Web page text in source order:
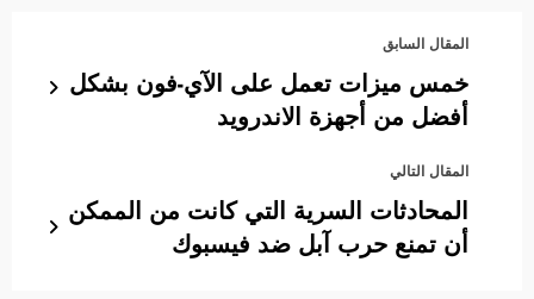
المقال السابق
خمس ميزات تعمل على الآي-فون بشكل
أفضل من أجهزة الاندرويد
المقال التالي
المحادثات السرية التي كانت من الممكن
أن تمنع حرب آبل ضد فيسبوك